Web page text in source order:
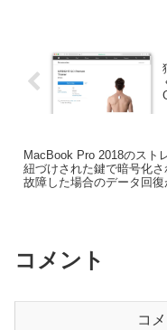
MacBook Pro 2018のスト
紐づけされた鍵で暗号化
故障した場合のデータ回
コメント
コ